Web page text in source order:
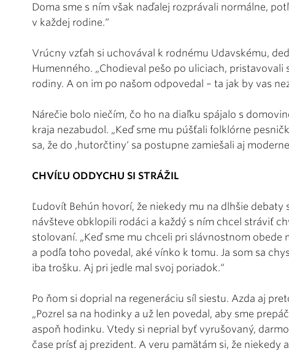
Doma sme s ním však naďalej rozprávali normálne,
v každej rodine.“
Vrúcny vzťah si uchovával k rodnému Udavskému,
Humenného. „Chodieval pešo po uliciach, pristavovali
rodiny. A on im po našom odpovedal – ta jak by vas
Nárečie bolo niečím, čo ho na diaľku spájalo s
kraja nezabudol. „Keď sme mu púšťali folklórne
sa, že do ‚hutorčtiny‘ sa postupne zamiešali aj
CHVÍĽU ODDYCHU SI STRÁŽIL
Ľudovít Behún hovorí, že niekedy mu na dlhšie
návšteve obklopili rodáci a každý s ním chcel stráviť
stolovaní. „Keď sme mu chceli pri slávnostnom obede
a podľa toho povedal, aké vínko k tomu. Ja som sa
iba trošku. Aj pri jedle mal svoj poriadok.“
Po ňom si doprial na regeneráciu síl siestu. Azda aj
„Pozrel sa na hodinky a už len povedal, aby sme
aspoň hodinku. Vtedy si neprial byť vyrušovaný,
čase prísť aj prezident. A veru pamätám si, že niekedy